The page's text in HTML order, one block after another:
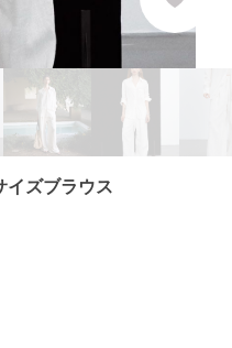
イズブラウス